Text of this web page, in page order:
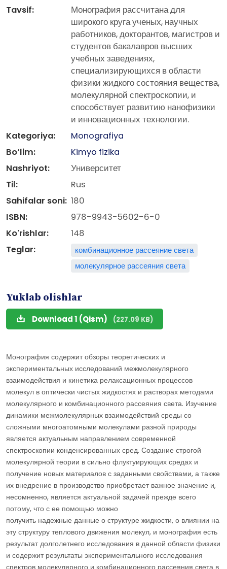
Tavsif:
Монография рассчитана для
широкого круга ученых, научных
работников, докторантов, магистров и
студентов бакалавров высших
учебных заведениях,
специализирующихся в области
физики жидкого состояния вещества,
молекулярной спектроскопии, и
способствует развитию нанофизики
и инновационных технологии.
Kategoriya:
Monografiya
Bo‘lim:
Kimyo fizika
Nashriyot:
Университет
Til:
Rus
Sahifalar soni: 180
ISBN:
978-9943-5602-6-0
Ko'rishlar:
148
Teglar:
комбинационное рассеяние света
молекулярное рассеяния света
Yuklab olishlar
Download 1 (Qism) (227.09 KB)
Монография содержит обзоры теоретических и
экспериментальных исследований межмолекулярного
взаимодействия и кинетика релаксационных процессов
молекул в оптически чистых жидкостях и растворах методами
молекулярного и комбинационного рассеяния света. Изучение
динамики межмолекулярных взаимодействий среды со
сложными многоатомными молекулами разной природы
является актуальным направлением современной
спектроскопии конденсированных сред. Создание строгой
молекулярной теории в сильно флуктуирующих средах и
получение новых материалов с заданными свойствами, а также
их внедрение в производство приобретает важное значение и,
несомненно, является актуальной задачей прежде всего
потому, что с ее помощью можно
получить надежные данные о структуре жидкости, о влиянии на
эту структуру теплового движения молекул, и монография есть
результат долголетнего исследования в данной области физики
и содержит результаты экспериментального исследования
спектров молекулярного и комбинационного рассеяния света в